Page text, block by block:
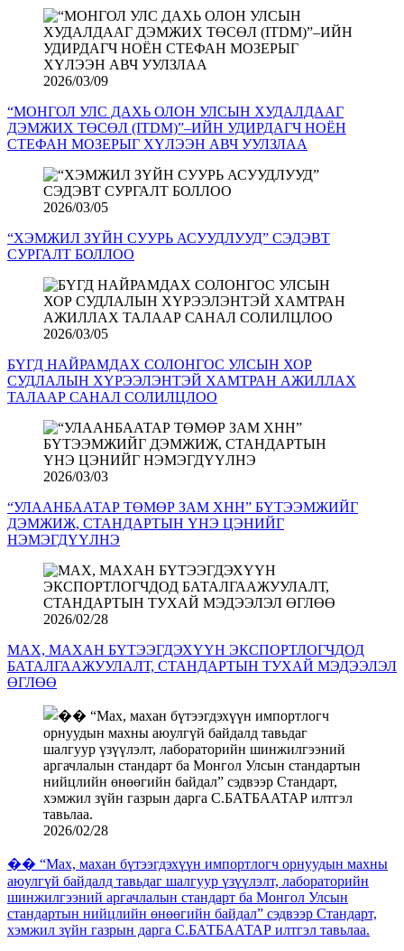
2026/03/09
“МОНГОЛ УЛС ДАХЬ ОЛОН УЛСЫН ХУДАЛДААГ
ДЭМЖИХ ТӨСӨЛ (ITDM)”–ИЙН УДИРДАГЧ НОЁН
СТЕФАН МОЗЕРЫГ ХҮЛЭЭН АВЧ УУЛЗЛАА
2026/03/05
“ХЭМЖИЛ ЗҮЙН СУУРЬ АСУУДЛУУД” СЭДЭВТ
СУРГАЛТ БОЛЛОО
2026/03/05
БҮГД НАЙРАМДАХ СОЛОНГОС УЛСЫН ХОР
СУДЛАЛЫН ХҮРЭЭЛЭНТЭЙ ХАМТРАН АЖИЛЛАХ
ТАЛААР САНАЛ СОЛИЛЦЛОО
2026/03/03
“УЛААНБААТАР ТӨМӨР ЗАМ ХНН” БҮТЭЭМЖИЙГ
ДЭМЖИЖ, СТАНДАРТЫН ҮНЭ ЦЭНИЙГ
НЭМЭГДҮҮЛНЭ
2026/02/28
МАХ, МАХАН БҮТЭЭГДЭХҮҮН ЭКСПОРТЛОГЧДОД
БАТАЛГААЖУУЛАЛТ, СТАНДАРТЫН ТУХАЙ МЭДЭЭЛЭЛ
ӨГЛӨӨ
2026/02/28
�� “Мах, махан бүтээгдэхүүн импортлогч орнуудын махны
аюулгүй байдалд тавьдаг шалгуур үзүүлэлт, лабораторийн
шинжилгээний аргачлалын стандарт ба Монгол Улсын
стандартын нийцлийн өнөөгийн байдал” сэдвээр Стандарт,
хэмжил зүйн газрын дарга С.БАТБААТАР илтгэл тавьлаа.